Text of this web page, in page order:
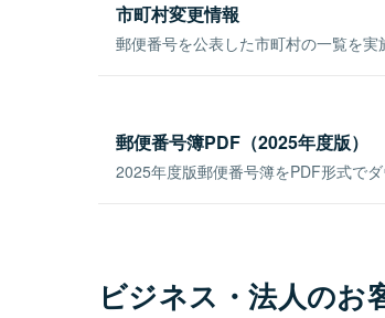
市町村変更情報
郵便番号を公表した市町村の一覧を実
郵便番号簿PDF（2025年度版）
2025年度版郵便番号簿をPDF形式でダ
ビジネス・法人のお